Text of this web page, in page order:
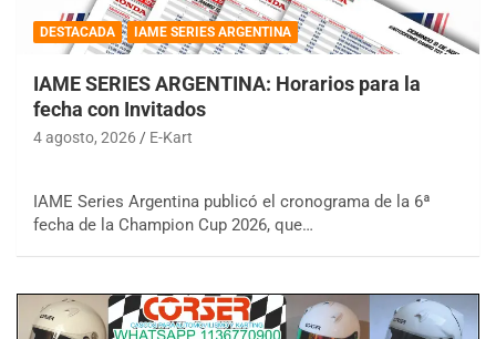
DESTACADA IAME SERIES ARGENTINA
IAME SERIES ARGENTINA: Horarios para la
fecha con Invitados
4 agosto, 2026 E-Kart
IAME Series Argentina publicó el cronograma de la 6ª
fecha de la Champion Cup 2026, que…